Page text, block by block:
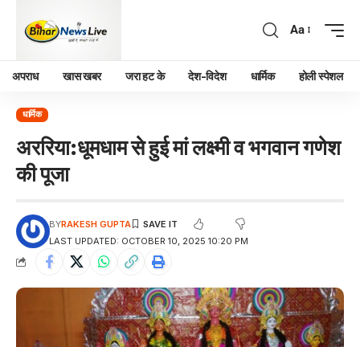
Aa
अपराध खास खबर जरा हट के देश-विदेश धार्मिक होली स्पेशल
धार्मिक
अररिया:धूमधाम से हुई मां लक्ष्मी व भगवान गणेश
की पूजा
LAST UPDATED: OCTOBER 10, 2025 10:20 PM
BYRAKESH GUPTA